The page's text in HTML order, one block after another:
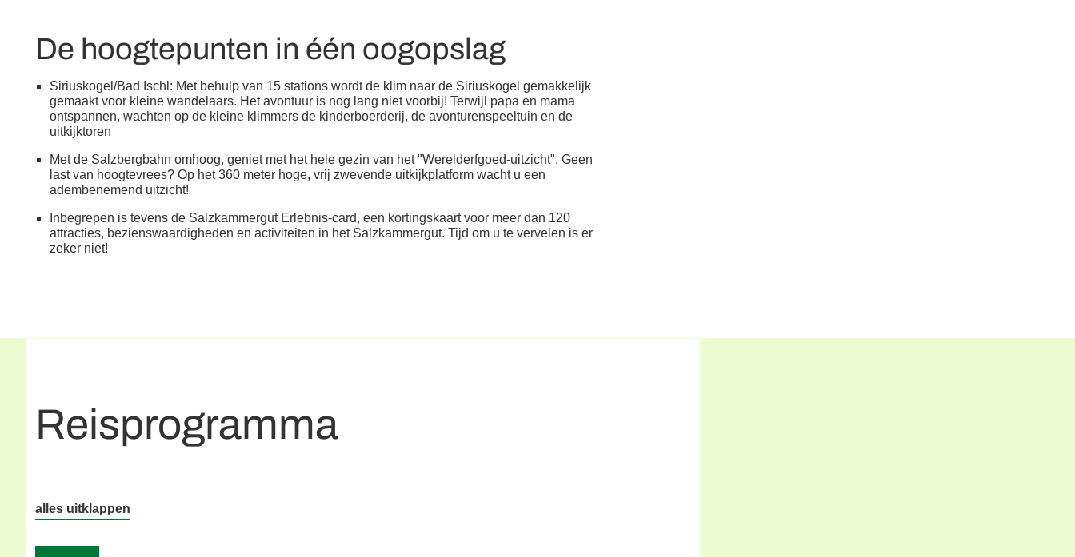
De hoogtepunten in één oogopslag
Siriuskogel/Bad Ischl: Met behulp van 15 stations wordt de klim naar de Siriuskogel gemakkelijk
gemaakt voor kleine wandelaars. Het avontuur is nog lang niet voorbij! Terwijl papa en mama
ontspannen, wachten op de kleine klimmers de kinderboerderij, de avonturenspeeltuin en de
uitkijktoren
Met de Salzbergbahn omhoog, geniet met het hele gezin van het "Werelderfgoed-uitzicht". Geen
last van hoogtevrees? Op het 360 meter hoge, vrij zwevende uitkijkplatform wacht u een
adembenemend uitzicht!
Inbegrepen is tevens de Salzkammergut Erlebnis-card, een kortingskaart voor meer dan 120
attracties, bezienswaardigheden en activiteiten in het Salzkammergut. Tijd om u te vervelen is er
zeker niet!
Reisprogramma
alles uitklappen